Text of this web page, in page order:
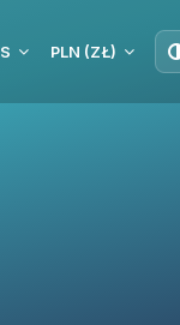
PLN (ZŁ)